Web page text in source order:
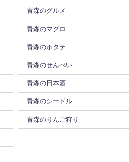
青森のグルメ
青森のマグロ
青森のホタテ
青森のせんべい
青森の日本酒
青森のシードル
青森のりんご狩り